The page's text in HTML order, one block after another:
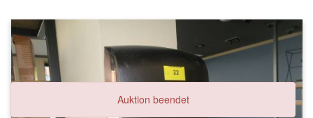
Auktion beendet